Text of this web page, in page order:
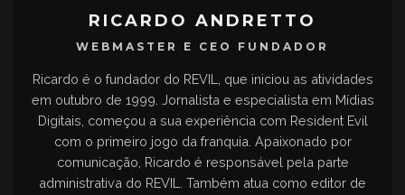
RICARDO ANDRETTO
WEBMASTER E CEO FUNDADOR
Ricardo é o fundador do REVIL, que iniciou as atividades
em outubro de 1999. Jornalista e especialista em Mídias
Digitais, começou a sua experiência com Resident Evil
com o primeiro jogo da franquia. Apaixonado por
comunicação, Ricardo é responsável pela parte
administrativa do REVIL. Também atua como editor de